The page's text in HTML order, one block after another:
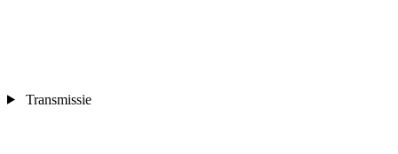
Transmissie